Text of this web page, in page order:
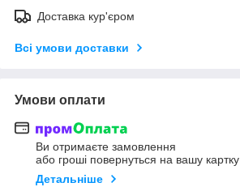
Доставка кур'єром
Всі умови доставки
Умови оплати
Ви отримаєте замовлення
або гроші повернуться на вашу картку
Детальніше